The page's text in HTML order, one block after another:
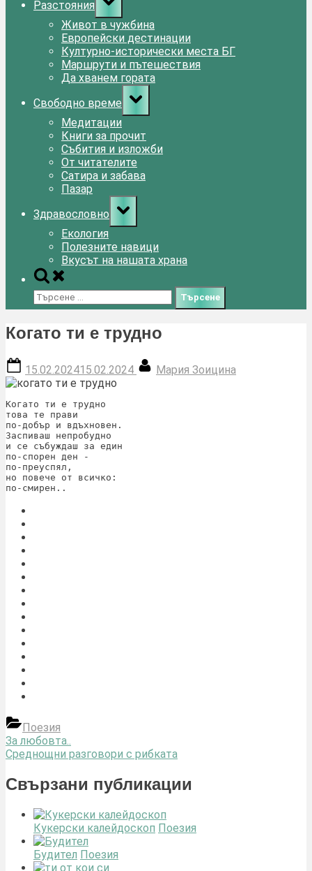
Разстояния
sub-
menu
Живот в чужбина
Европейски дестинации
Културно-исторически места БГ
Маршрути и пътешествия
Да хванем гората
Свободно време
Toggle
sub-
menu
Медитации
Книги за прочит
Събития и изложби
От читателите
Сатира и забава
Пазар
Здравословно
Toggle
sub-
menu
Екология
Полезните навици
Вкусът на нашата храна
Toggle
search
form
Търсене
за:
Когато ти е трудно
Posted
on
15.02.202415.02.2024
By
Мария Зоицина
Когато ти е трудно
това те прави
по-добър и вдъхновен.
Заспиваш непробудно
и се събуждаш за един
по-спорен ден -
по-преуспял,
но повече от всичко:
по-смирен..
Поезия
Навигация
Previous
Post:
За любовта..
Next
Среднощни разговори с рибката
Свързани публикации
Кукерски калейдоскоп Поезия
Будител Поезия